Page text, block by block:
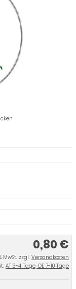
0,80 €
MwSt. zzgl. Versandkosten
AT 3-4 Tage, DE 7-10 Tage